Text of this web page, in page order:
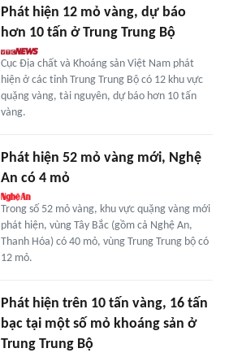
Phát hiện 12 mỏ vàng, dự báo
hơn 10 tấn ở Trung Trung Bộ
Cục Địa chất và Khoáng sản Việt Nam phát
hiện ở các tỉnh Trung Trung Bộ có 12 khu vực
quặng vàng, tài nguyên, dự báo hơn 10 tấn
vàng.
Phát hiện 52 mỏ vàng mới, Nghệ
An có 4 mỏ
Trong số 52 mỏ vàng, khu vực quặng vàng mới
phát hiện, vùng Tây Bắc (gồm cả Nghệ An,
Thanh Hóa) có 40 mỏ, vùng Trung Trung bộ có
12 mỏ.
Phát hiện trên 10 tấn vàng, 16 tấn
bạc tại một số mỏ khoáng sản ở
Trung Trung Bộ